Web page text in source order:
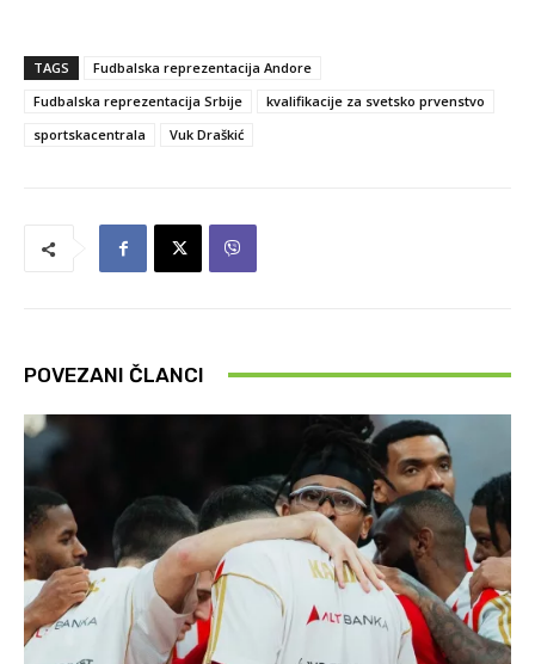
TAGS
Fudbalska reprezentacija Andore
Fudbalska reprezentacija Srbije
kvalifikacije za svetsko prvenstvo
sportskacentrala
Vuk Draškić
POVEZANI ČLANCI